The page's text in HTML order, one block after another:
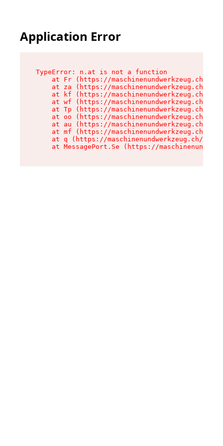
Application Error
TypeError: n.at is not a function
at Fr (https://maschinenundwerkzeug.ch/
at za (https://maschinenundwerkzeug.ch/
at kf (https://maschinenundwerkzeug.ch/
at wf (https://maschinenundwerkzeug.ch/
at Tp (https://maschinenundwerkzeug.ch/
at oo (https://maschinenundwerkzeug.ch/
at au (https://maschinenundwerkzeug.ch/
at mf (https://maschinenundwerkzeug.ch/
at q (https://maschinenundwerkzeug.ch/
at MessagePort.Se (https://